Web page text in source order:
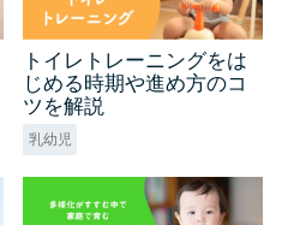
トイレトレーニングをは
じめる時期や進め方のコ
ツを解説
乳幼児